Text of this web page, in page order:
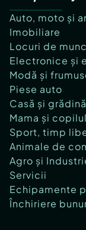
Auto, moto și
Imobiliare
Locuri de
Electronice și
Modă și
Piese auto
Casă și grădină
Mama și copilul
Sport, timp
Animale de
Agro și
Servicii
Echipamente
Închiriere